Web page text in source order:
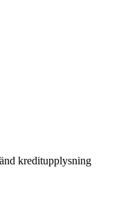
kreditupplysning